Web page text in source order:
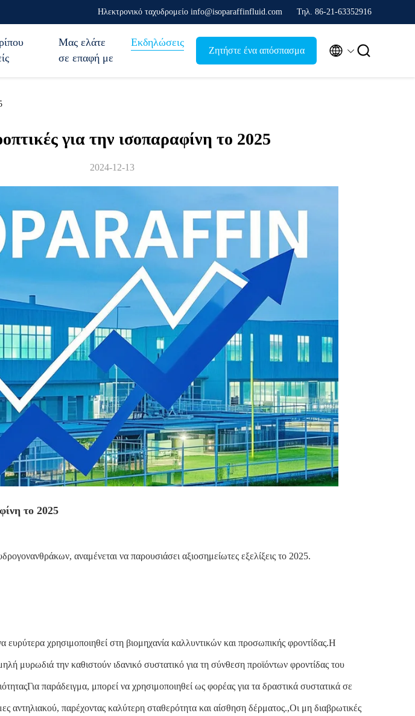
Ηλεκτρονικό ταχυδρομείο info@isoparaffinfluid.com Τηλ. 86-21-63352916
Μας ελάτε
σε επαφή με
Εκδηλώσεις
Ζητήστε ένα απόσπασμα  
για την ισοπαραφίνη το 2025
2024-12-13
το 2025
αναμένεται να παρουσιάσει αξιοσημείωτες εξελίξεις το 2025.
ευρύτερα χρησιμοποιηθεί στη βιομηχανία καλλυντικών και προσωπικής φροντίδας.Η
μυρωδιά την καθιστούν ιδανικό συστατικό για τη σύνθεση προϊόντων φροντίδας του
παράδειγμα, μπορεί να χρησιμοποιηθεί ως φορέας για τα δραστικά συστατικά σε
αντηλιακού, παρέχοντας καλύτερη σταθερότητα και αίσθηση δέρματος.,Οι μη διαβρωτικές